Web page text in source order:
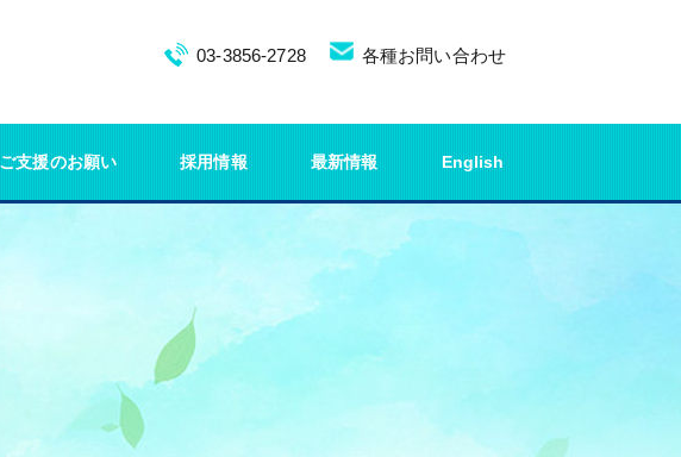
03-3856-2728 各種お問い合わせ
ご支援のお願い 採用情報 最新情報 English